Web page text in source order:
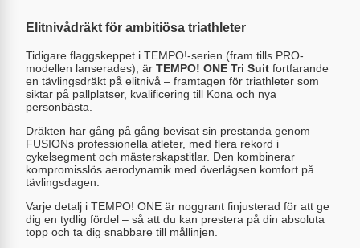
Elitnivådräkt för ambitiösa triathleter
Tidigare flaggskeppet i TEMPO!-serien (fram tills PRO-
modellen lanserades), är TEMPO! ONE Tri Suit fortfarande
en tävlingsdräkt på elitnivå – framtagen för triathleter som
siktar på pallplatser, kvalificering till Kona och nya
personbästa.
Dräkten har gång på gång bevisat sin prestanda genom
FUSIONs professionella atleter, med flera rekord i
cykelsegment och mästerskapstitlar. Den kombinerar
kompromisslös aerodynamik med överlägsen komfort på
tävlingsdagen.
Varje detalj i TEMPO! ONE är noggrant finjusterad för att ge
dig en tydlig fördel – så att du kan prestera på din absoluta
topp och ta dig snabbare till mållinjen.